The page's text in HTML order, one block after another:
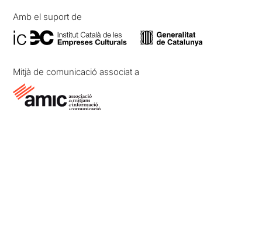
Amb el suport de
Mitjà de comunicació associat a